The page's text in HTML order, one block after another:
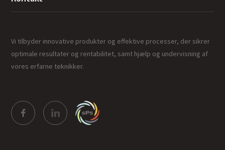
Vi tilbyder innovative produkter og effektive processer, der sikrer
optimale resultater og rentabilitet, samt hjælp og undervisning af
vores erfarne teknikker.